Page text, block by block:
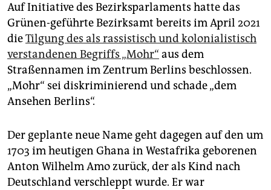
Auf Initiative des Bezirksparlaments hatte das
Grünen-geführte Bezirksamt bereits im April 2021
dieTilgung des als rassistisch und kolonialistisch
verstandenen Begriffs „Mohr“ aus dem
Straßennamen im Zentrum Berlins beschlossen.
„Mohr“ sei diskriminierend und schade „dem
Ansehen Berlins“.
Der geplante neue Name geht dagegen auf den um
1703 im heutigen Ghana in Westafrika geborenen
Anton Wilhelm Amo zurück, der als Kind nach
Deutschland verschleppt wurde. Er war